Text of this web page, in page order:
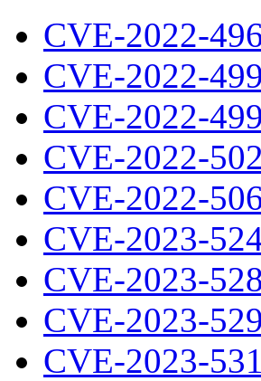
CVE-2022-
CVE-2022-
CVE-2022-
CVE-2022-
CVE-2022-
CVE-2023-
CVE-2023-
CVE-2023-
CVE-2023-